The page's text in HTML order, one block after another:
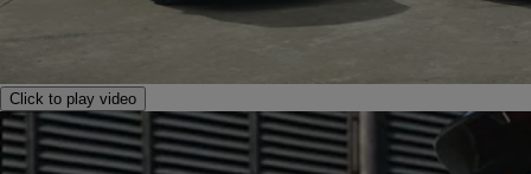
Click to play video